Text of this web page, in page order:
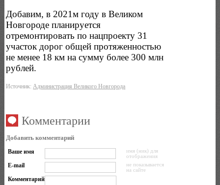
Добавим, в 2021м году в Великом
Новгороде планируется
отремонтировать по нацпроекту 31
участок дорог общей протяженностью
не менее 18 км на сумму более 300 млн
рублей.
Источник:Администрация Великого Новгорода
Комментарии
Добавить комментарий
Ваше имя
имя (ник) для
отображения
E-mail
не показывается
на сайте
Комментарий